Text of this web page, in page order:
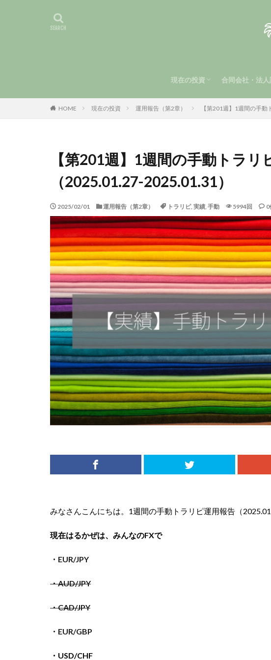
現在の投資
手動トラリピ（第2章）
運用報告（第2章）
合同会社・法人
HOME 現在の投資 運用報告（第2章） 【第201週】1週間の手
【第201週】1週間の手動トラリ
（2025.01.27-2025.01.31）
2025/02/01 運用報告（第2章） トラリピ, 実績, 手動 5994回 0
みなさんこんにちは。1週間の手動トラリピ運用報告（
現在はるかぜは、みんなのFXで
・EUR/JPY
・AUD/JPY
・CAD/JPY
・EUR/GBP
・USD/CHF